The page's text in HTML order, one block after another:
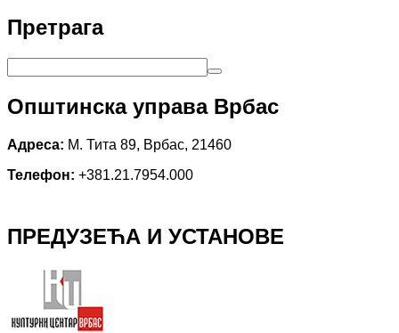
Претрага
Општинска управа Врбас
Адреса: М. Тита 89, Врбас, 21460
Телефон: +381.21.7954.000
ПРЕДУЗЕЋА И УСТАНОВЕ